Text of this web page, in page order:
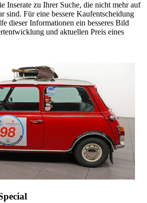
Inserate zu Ihrer Suche, die nicht mehr auf
sind. Für eine bessere Kaufentscheidung
dieser Informationen ein besseres Bild
und aktuellen Preis eines